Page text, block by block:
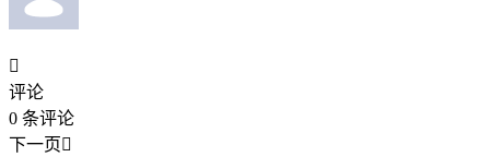

评论
0 条评论
下一页